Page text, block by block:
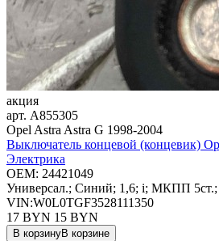
акция
арт. A855305
Opel Astra Astra G 1998-2004
Выключатель концевой (концевик)
Электрика
OEM: 24421049
Универсал.; Синий; 1,6; i; МКПП 5ст.;
VIN:W0L0TGF3528111350
17 BYN 15 BYN
В корзинуВ корзине